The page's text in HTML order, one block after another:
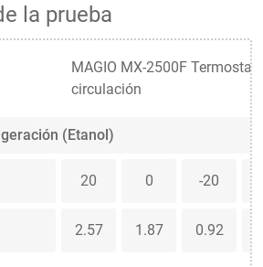
la prueba
MAGIO MX-2500F
circulación
(Etanol)
20 0 -20
2.57 1.87 0.92